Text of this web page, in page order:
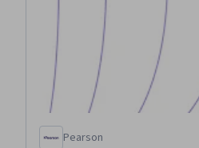
Pearson